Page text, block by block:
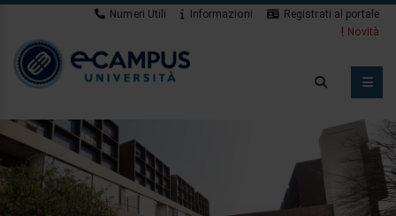
Numeri Utili Informazioni
Registrati al portale
Novità